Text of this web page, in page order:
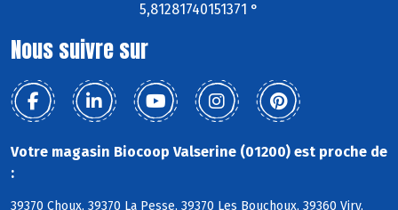
5,81281740151371 °
Nous suivre sur
Votre magasin Biocoop Valserine (01200) est proche de
:
39370 Choux, 39370 La Pesse, 39370 Les Bouchoux, 39360 Viry,